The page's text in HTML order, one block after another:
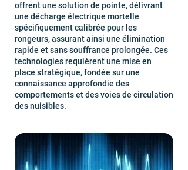
offrent une solution de pointe, délivrant
une décharge électrique mortelle
spécifiquement calibrée pour les
rongeurs, assurant ainsi une élimination
rapide et sans souffrance prolongée. Ces
technologies requièrent une mise en
place stratégique, fondée sur une
connaissance approfondie des
comportements et des voies de circulation
des nuisibles.